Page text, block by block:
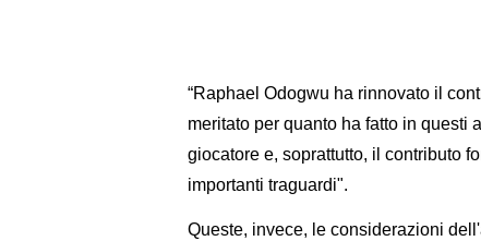
“Raphael Odogwu ha rinnovato il
meritato per quanto ha fatto in questi
giocatore e, soprattutto, il contributo
importanti traguardi".
Queste, invece, le considerazioni